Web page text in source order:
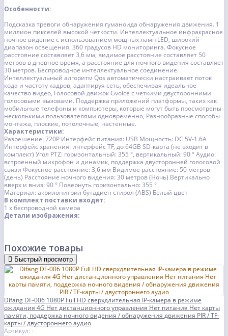
Особенности:
Подсказка тревоги обнаружения гуманоида обнаружения движения. 1
миллион пикселей высокой четкости. Интеллектуальное инфракрасное
ночное видение с использованием мощных ламп LED, широкий
диапазон освещения. 360 градусов HD мониторинга. Фокусное
расстояние составляет 3,6 мм, видимое расстояние составляет 50
метров в дневное время, а расстояние для ночного видения составляет
30 метров. Беспроводное интеллектуальное соединение.
Интеллектуальный алгоритм Qos автоматически настраивает поток
кода и частоту кадров, адаптируя сеть, обеспечивая идеальное
качество видео, Голосовой движок Gvoice с четкими двусторонними
голосовыми вызовами. Поддержка приложений платформы, таких как
мобильные телефоны и компьютеры, которые могут быть просмотрены
несколькими пользователями одновременно, Разнообразные способы
монтажа, плоские, потолочные, настенные.
Характеристики:
Разрешение: 720P Интерфейс питания: USB Мощность: DC 5V-1.6A
Интерфейс хранения: интерфейс TF, до 64GB SD-карта (не входит в
комплект) Угол PTZ: горизонтальный: 355 °, вертикальный: 90 °Аудио:
встроенный микрофон и динамик, поддержка двусторонней голосовой
связи Фокусное расстояние: 3,6 мм Видимое расстояние: 50 метров
(день) Расстояние ночного видения: 30 метров (Ночь) Вертикально
вверх и вниз: 90 ° Повернуть горизонтально: 355 °
Материал: акрилонитрил бутадиен стирол (ABS) Белый цвет
В комплект поставки входят:
1 x беспроводной камера
Детали изображения:
Похожие товары
Быстрый просмотр
Difang DF-006 1080P Full HD сверхдлительная IP-камера в режиме
ожидания 4G Нет дистанционного управления Нет питания Нет карты
памяти, поддержка ночного видения / обнаружения движения PIR / TF-
карты / двустороннего аудио
Артикул: -